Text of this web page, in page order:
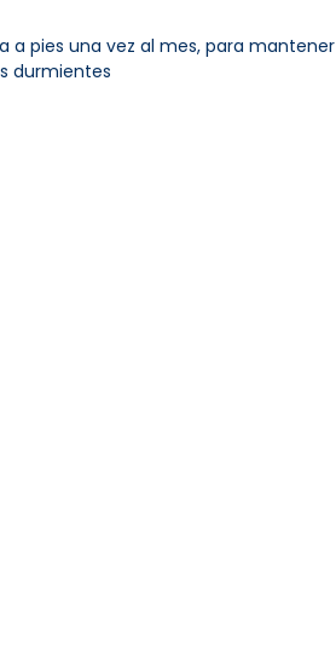
a pies una vez al mes, para mantener
durmientes